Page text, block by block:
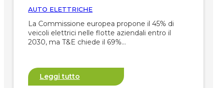
AUTO ELETTRICHE
La Commissione europea propone il 45% di
veicoli elettrici nelle flotte aziendali entro il
2030, ma T&E chiede il 69%…
Leggi tutto